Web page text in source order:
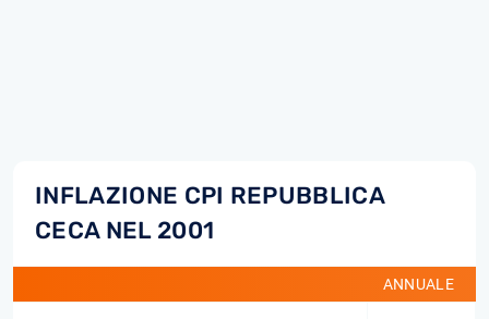
INFLAZIONE CPI REPUBBLICA
CECA NEL 2001
ANNUALE